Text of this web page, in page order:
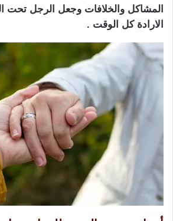
المشاكل والخلافات وجعل الرجل تحت
الارادة كل الوقت .